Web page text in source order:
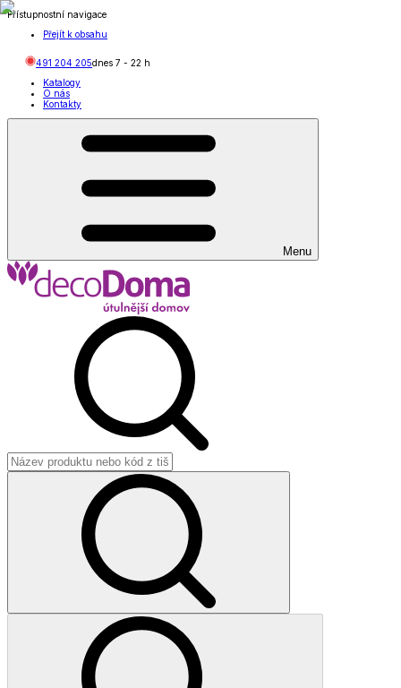
Přístupnostní navigace
Přejít k obsahu
491 204 205dnes 7 - 22 h
Katalogy
O nás
Kontakty
Menu